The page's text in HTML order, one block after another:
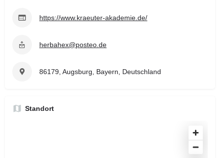
https://www.kraeuter-akademie.de/
herbahex@posteo.de
86179, Augsburg, Bayern, Deutschland
Standort